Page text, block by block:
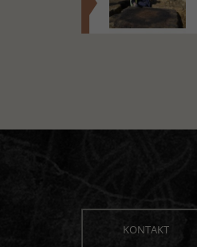
KONTAKT